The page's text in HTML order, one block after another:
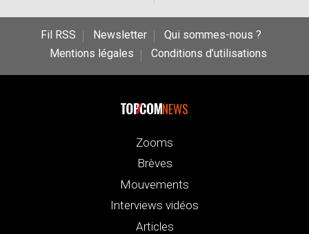
Fil RSS Newsletter
Qui sommes-nous ?
Mentions légales
Conditions d’utilisations
NEWS
Zooms
Brèves
Mouvements
Interviews vidéos
Articles